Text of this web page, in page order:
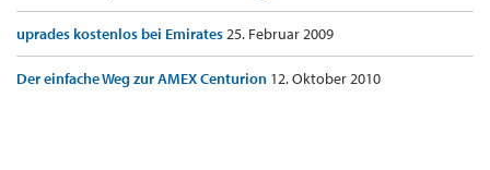
uprades kostenlos bei Emirates25. Februar 2009
Der einfache Weg zur AMEX Centurion 12. Oktober 2010